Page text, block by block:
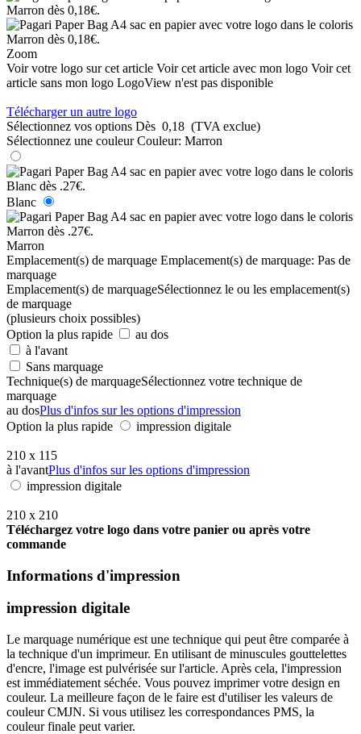
Zoom
Voir votre logo sur cet article Voir cet article avec mon logo Voir cet
article sans mon logo LogoView n'est pas disponible
Télécharger un autre logo
Sélectionnez vos options Dès 0,18 (TVA exclue)
Sélectionnez une couleur Couleur: Marron
Blanc
Marron
Emplacement(s) de marquage Emplacement(s) de marquage: Pas de
marquage
Emplacement(s) de marquageSélectionnez le ou les emplacement(s)
de marquage
(plusieurs choix possibles)
Option la plus rapide
au dos
à l'avant
Sans marquage
Technique(s) de marquageSélectionnez votre technique de
marquage
au dosPlus d'infos sur les options d'impression
Option la plus rapide
impression digitale
210 x 115
à l'avantPlus d'infos sur les options d'impression
impression digitale
210 x 210
Téléchargez votre logo dans votre panier ou après votre
commande
Informations d'impression
impression digitale
Le marquage numérique est une technique qui peut être comparée à
la technique d'un imprimeur. En utilisant de minuscules gouttelettes
d'encre, l'image est pulvérisée sur l'article. Après cela, l'impression
est immédiatement séchée. Vous pouvez imprimer votre design en
couleur. La meilleure façon de le faire est d'utiliser les valeurs de
couleur CMJN. Si vous utilisez les correspondances PMS, la
couleur finale peut varier.